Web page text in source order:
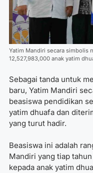
Yatim Mandiri secara simbolis
12,527,983,000 anak yatim
Sebagai tanda untuk
baru, Yatim Mandiri
beasiswa pendidikan
yatim dhuafa dan
yang turut hadir.
Beasiswa ini adalah
Mandiri yang tiap
kepada anak yatim